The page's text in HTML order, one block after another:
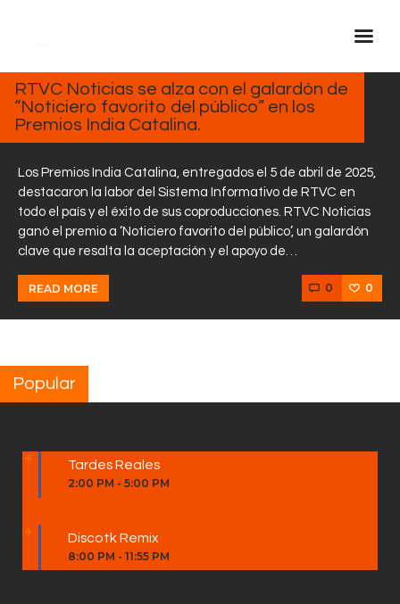
Inicio Real FM
Streaming
En Vivo
Descarga La APP
Programas
Noticias
Equipo
Sobre Nosotros
2025
RTVC Noticias se alza con el galardón de
“Noticiero favorito del público” en los
Premios India Catalina.
Los Premios India Catalina, entregados el 5 de abril de 2025,
destacaron la labor del Sistema Informativo de RTVC en
todo el país y el éxito de sus coproducciones. RTVC Noticias
ganó el premio a ‘Noticiero favorito del público’, un galardón
clave que resalta la aceptación y el apoyo de…
READ MORE 0 0
Popular
Tardes Reales
2:00 PM - 5:00 PM
Discotk Remix
8:00 PM - 11:55 PM